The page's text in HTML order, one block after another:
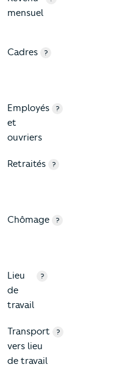
mensuel
Cadres ?
Employés
et
ouvriers
?
Retraités ?
Chômage ?
Lieu
de
travail
?
Transport
vers lieu
de travail
?